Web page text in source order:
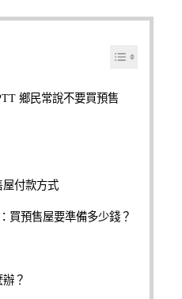
鄉民常說不要買預售
付款方式
買預售屋要準備多少錢？
？